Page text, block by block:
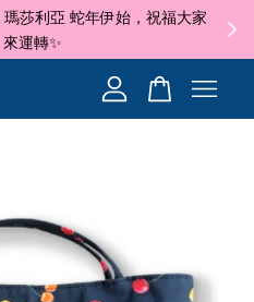
莎利亞 蛇年伊始，祝福大家
來運轉✨
✦
前還是空的。